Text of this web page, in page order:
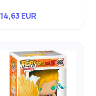
14,63 EUR